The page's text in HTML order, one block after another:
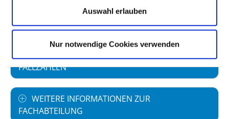
Auswahl erlauben
Nur notwendige Cookies verwenden
FACHEXPERTISE UND WEITERBILDUNG
FALLZAHLEN
WEITERE INFORMATIONEN ZUR
FACHABTEILUNG